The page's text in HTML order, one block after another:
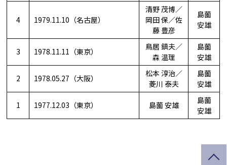
4 1979.11.10（名古屋）
清野 茂博／
岡田 保／佐
藤 豊彦
島薗
安雄
3 1978.11.11（東京）
鳥居 鎮夫／
森 温理
島薗
安雄
2 1978.05.27（大阪）
松本 淳治／
菱川 泰夫
島薗
安雄
1 1977.12.03（東京） 島薗 安雄
島薗
安雄